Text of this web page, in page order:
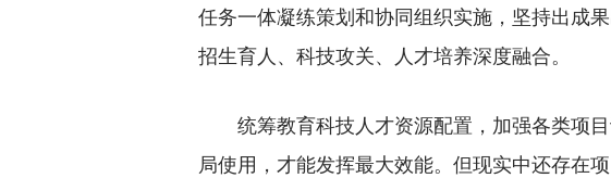
任务一体凝练策划和协同组织实施，坚持出成
招生育人、科技攻关、人才培养深度融合。
统筹教育科技人才资源配置，加强各类项目
局使用，才能发挥最大效能。但现实中还存在